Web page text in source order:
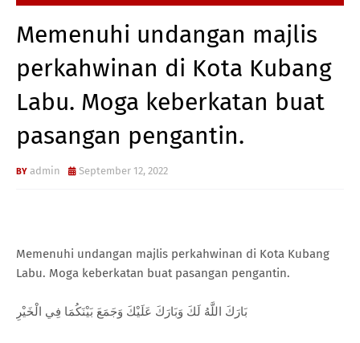
Memenuhi undangan majlis
perkahwinan di Kota Kubang
Labu. Moga keberkatan buat
pasangan pengantin.
admin September 12, 2022
Memenuhi undangan majlis perkahwinan di Kota Kubang
Labu. Moga keberkatan buat pasangan pengantin.
بَارَكَ اللَّهُ لَكَ وَبَارَكَ عَلَيْكَ وَجَمَعَ بَيْنَكُمَا فِي الْخَيْرِ